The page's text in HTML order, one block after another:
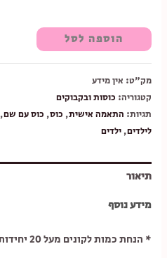
הוספה לסל
מק"ט: אין מידע
קטגוריה: כוסות ובקבוקים
תגיות: התאמה אישית, כוס, כוס עם שם,
לילדים,ילדים
תיאור
מידע נוסף
* הנחת כמות לקונים מעל 20 יחידות